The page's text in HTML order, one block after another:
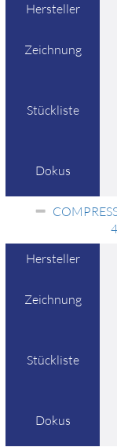
Hersteller
Zeichnung
Stückliste
Dokus
Hersteller
Zeichnung
Stückliste
Dokus